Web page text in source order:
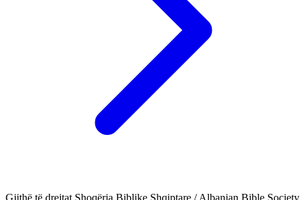
Gjithë të drejtat Shoqëria Biblike Shqiptare / Albanian Bible Society